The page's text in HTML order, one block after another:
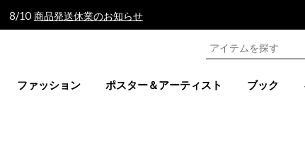
8/10 商品発送休業のお知らせ
ファッション ポスター＆アーティスト ブック